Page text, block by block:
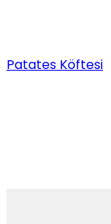
Patates Köftesi